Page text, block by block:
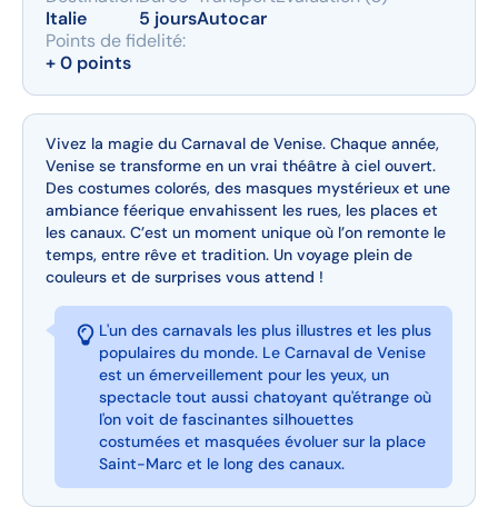
Italie
5 joursAutocar
Points de fidelité:
+ 0 points
Vivez la magie du Carnaval de Venise. Chaque année,
Venise se transforme en un vrai théâtre à ciel ouvert.
Des costumes colorés, des masques mystérieux et une
ambiance féerique envahissent les rues, les places et
les canaux. C’est un moment unique où l’on remonte le
temps, entre rêve et tradition. Un voyage plein de
couleurs et de surprises vous attend !
L'un des carnavals les plus illustres et les plus
populaires du monde. Le Carnaval de Venise
est un émerveillement pour les yeux, un
spectacle tout aussi chatoyant qu'étrange où
l'on voit de fascinantes silhouettes
costumées et masquées évoluer sur la place
Saint-Marc et le long des canaux.